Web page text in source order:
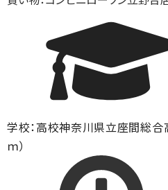
学校：高校神奈川県立座間総合
ｍ）